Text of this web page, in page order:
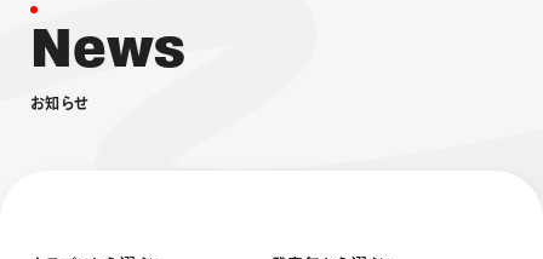
商品を探す
News
お知 らせ